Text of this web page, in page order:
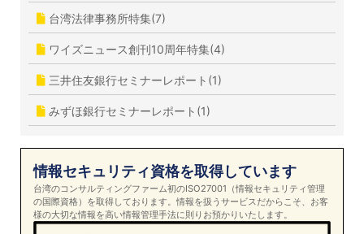
台湾法律事務所特集(7)
ワイズニュース創刊10周年特集(4)
三井住友銀行セミナーレポート(1)
みずほ銀行セミナーレポート(1)
情報セキュリティ資格を取得しています
台湾のコンサルティングファーム初のISO27001（情報セキュリティ管理
の国際資格）を取得しております。情報を扱うサービスだからこそ、お客
様の大切な情報を高い情報管理手法に則りお預かりいたします。